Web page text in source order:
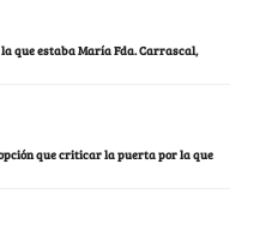
que estaba María Fda. Carrascal,
que criticar la puerta por la que